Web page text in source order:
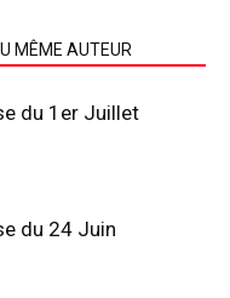
MÊME AUTEUR
du 1er Juillet
du 24 Juin